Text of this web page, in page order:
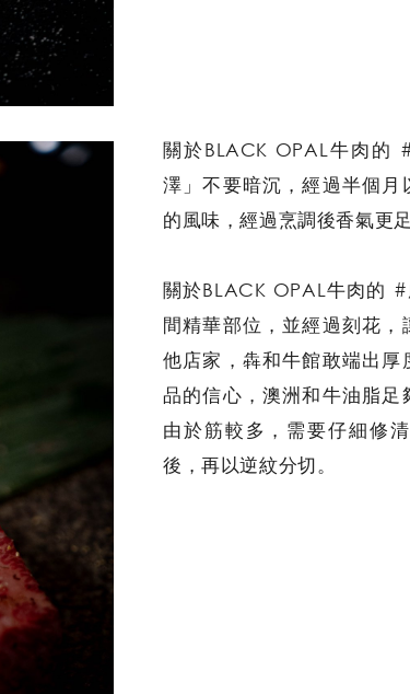
關於BLACK OPAL牛肉的
澤」不要暗沉，經過半個
的風味，經過烹調後香氣更
關於BLACK OPAL牛肉的
間精華部位，並經過刻花
他店家，犇和牛館敢端出
品的信心，澳洲和牛油脂
由於筋較多，需要仔細修
後，再以逆紋分切。